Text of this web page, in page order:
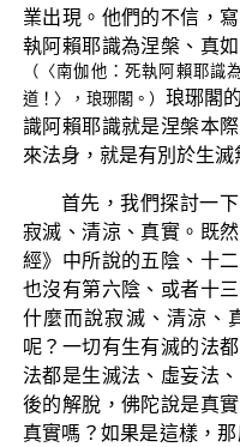
業出現。他們的不信，
執阿賴耶識為涅槃、真
（〈南伽他：死執阿賴耶識
道！〉，琅琊閣。） 琅琊閣
識阿賴耶識就是涅槃本
來法身，就是有別於生
首先，我們探討一
寂滅、清涼、真實。既
經》中所說的五陰、十
也沒有第六陰、或者十
什麼而說寂滅、清涼、
呢？一切有生有滅的法
法都是生滅法、虛妄法
後的解脫，佛陀說是真
真實嗎？如果是這樣，